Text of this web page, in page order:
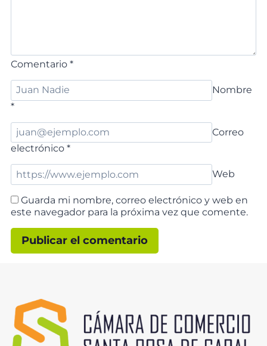
Comentario *
Nombre
*
Correo
electrónico *
Web
Guarda mi nombre, correo electrónico y web en
este navegador para la próxima vez que comente.